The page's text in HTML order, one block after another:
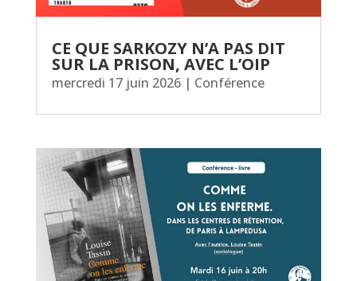
CE QUE SARKOZY N’A PAS DIT
SUR LA PRISON, AVEC L’OIP
mercredi 17 juin 2026| Conférence